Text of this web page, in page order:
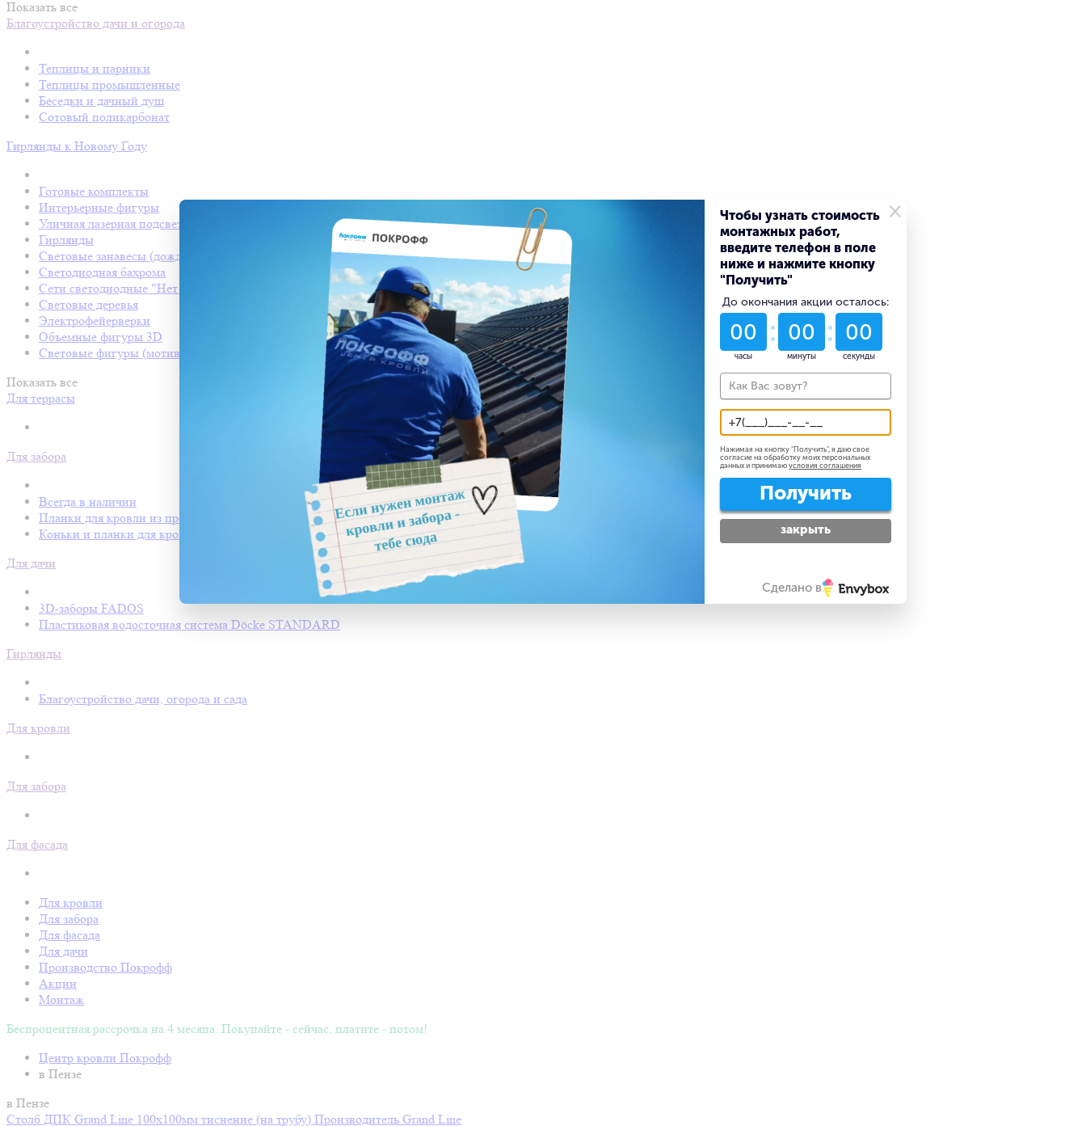
Показать все
Благоустройство дачи и огорода
Теплицы и парники
Теплицы промышленные
Беседки и дачный душ
Сотовый поликарбонат
Гирлянды к Новому Году
Готовые комплекты
Интерьерные фигуры
Уличная лазерная подсветка
Гирлянды
Световые занавесы (дождь светодиодный)
Светодиодная бахрома
Сети светодиодные "Нет Лайт"
Световые деревья
Электрофейерверки
Объемные фигуры 3D
Световые фигуры (мотивы)
Показать все
Для террасы
Для забора
Всегда в наличии
Планки для кровли из профнастила
Коньки и планки для кровли Покрофф
Для дачи
3D-заборы FADOS
Пластиковая водосточная система Döcke STANDARD
Гирлянды
Благоустройство дачи, огорода и сада
Для кровли
Для забора
Для фасада
Для кровли
Для забора
Для фасада
Для дачи
Производство Покрофф
Акции
Монтаж
Беспроцентная рассрочка на 4 месяца. Покупайте - сейчас, платите - потом!
Центр кровли Покрофф
в Пензе
в Пензе
Столб ДПК Grand Line 100х100мм тиснение (на трубу) Производитель Grand Line
×
Чтобы узнать стоимость
монтажных работ,
введите телефон в поле
ниже и нажмите кнопку
"Получить"
До окончания акции осталось:
54
дни
21
часы
41
минуты
Нажимая на кнопку "Получить", я даю свое
согласие на обработку моих персональных
данных и принимаю условия соглашения
Получить
закрыть
Сделано в